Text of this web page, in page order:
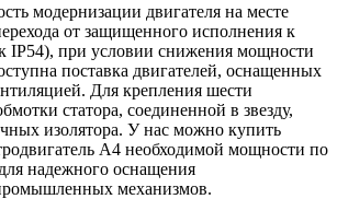
модернизации двигателя на месте
от защищенного исполнения к
IP54), при условии снижения мощности
поставка двигателей, оснащенных
Для крепления шести
статора, соединенной в звезду,
изолятора. У нас можно купить
А4 необходимой мощности по
надежного оснащения
механизмов.